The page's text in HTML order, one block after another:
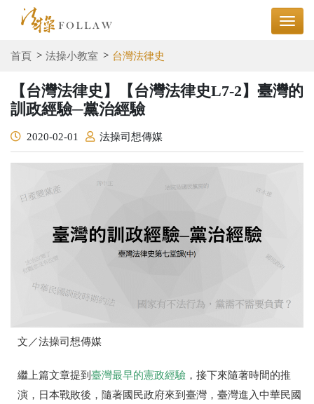
首頁 法操小教室 台灣法律史
【台灣法律史】【台灣法律史L7-2】臺灣的
訓政經驗─黨治經驗
2020-02-01 法操司想傳媒
文／法操司想傳媒
繼上篇文章提到 臺灣最早的憲政經驗 ，接下來隨著時間的推
演，日本戰敗後，隨著國民政府來到臺灣，臺灣進入中華民國